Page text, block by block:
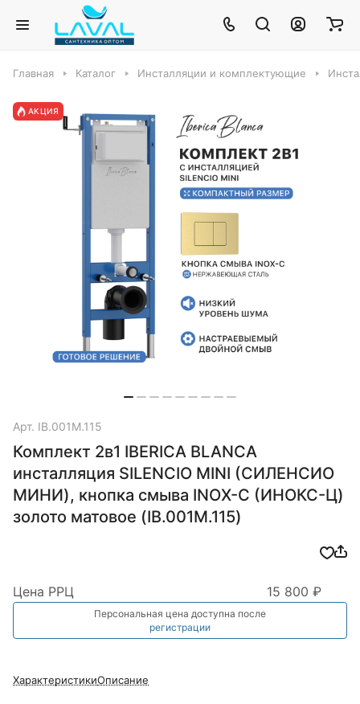
Главная Каталог Инсталляции и комплектующие
АКЦИЯ
Арт. IB.001M.115
Комплект 2в1 IBERICA BLANCA
инсталляция SILENCIO MINI (СИЛЕНСИО
МИНИ), кнопка смыва INOX-C (ИНОКС-Ц)
золото матовое (IB.001M.115)
Цена РРЦ 15 800 ₽
Персональная цена доступна после
регистрации
ХарактеристикиОписание